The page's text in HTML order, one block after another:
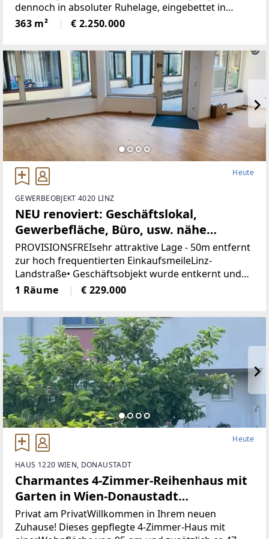
dennoch in absoluter Ruhelage, eingebettet in
wunderbare Natur.Die Liegenschaft bietet ein hohes
Maß an Privatsphäre, versprüht
363 m² € 2.250.000
Heute
GEWERBEOBJEKT 4020 LINZ
NEU renoviert: Geschäftslokal,
Gewerbefläche, Büro, usw. nähe
Landstrasse-Linz (Provisionsfrei)
PROVISIONSFREIsehr attraktive Lage - 50m entfernt
zur hoch frequentierten EinkaufsmeileLinz-
Landstraße• Geschäftsobjekt wurde entkernt und
generalsaniert• Klimatisiert (Klimaanlage)• neue
Böden, neue Heizkörper•
1 Räume € 229.000
Heute
HAUS 1220 WIEN, DONAUSTADT
Charmantes 4-Zimmer-Reihenhaus mit
Garten in Wien-Donaustadt
(Provisionsfrei)
Privat am PrivatWillkommen in Ihrem neuen
Zuhause! Dieses gepflegte 4-Zimmer-Haus mit